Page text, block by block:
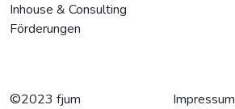
Inhouse & Consulting
Förderungen
Impressum
©2023 fjum